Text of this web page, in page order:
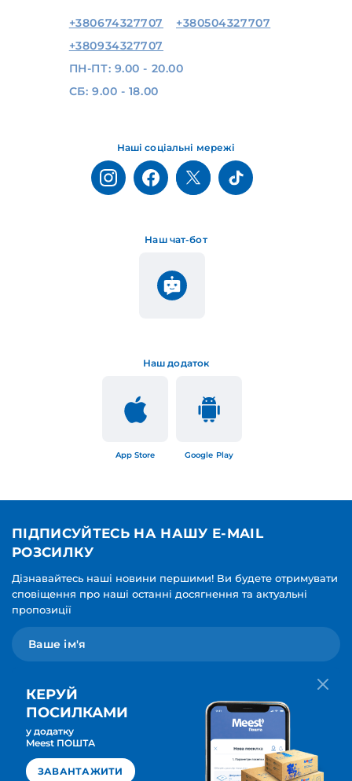
Наш додаток
App Store Google Play
Наш чат-бот
Наші соціальні мережі
+380674327707
+380504327707
+380934327707
ПН-ПТ: 9.00 - 20.00
СБ: 9.00 - 18.00
ПІДПИСУЙТЕСЬ НА НАШУ E-MAIL
РОЗСИЛКУ
Дізнавайтесь наші новини першими! Ви будете отримувати
сповіщення про наші останні досягнення та актуальні
пропозиції
Мова для вашої розсилки
Українська
ПІДПИСАТИСЯ
КЕРУЙ
ПОСИЛКАМИ
у додатку
Meest ПОШТА
ЗАВАНТАЖИТИ